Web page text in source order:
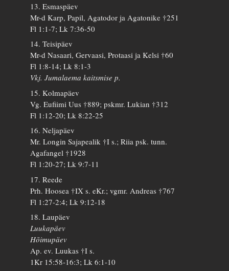
13. Esmaspäev
Mr-d Karp, Papil, Agatodor ja Agatonike †251
Fl 1:1-7; Lk 7:36-50
14. Teisipäev
Mr-d Nasaari, Gervaasi, Protaasi ja Kelsi †60
Fl 1:8-14; Lk 8:1-3
Vkj. Jumalaema kaitsmise p.
15. Kolmapäev
Vg. Eufiimi Uus †889; pskmr. Lukian †312
Fl 1:12-20; Lk 8:22-25
16. Neljapäev
Mr. Longin Sajapealik †I s.; Riia psk. tunn.
Agafangel †1928
Fl 1:20-27; Lk 9:7-11
17. Reede
Prh. Hoosea †IX s. eKr.; vgmr. Andreas †767
Fl 1:27-2:4; Lk 9:12-18
18. Laupäev
Luukapäev
Hõimupäev
Ap. ev. Luukas †I s.
1Kr 15:58-16:3; Lk 6:1-10